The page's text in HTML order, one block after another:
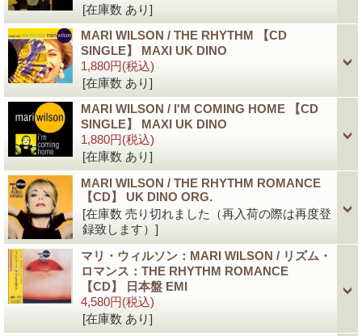
[在庫数 あり]
MARI WILSON / THE RHYTHM 【CD
SINGLE】 MAXI UK DINO
1,880円(税込)
[在庫数 あり]
MARI WILSON / I'M COMING HOME 【CD
SINGLE】 MAXI UK DINO
1,880円(税込)
[在庫数 あり]
MARI WILSON / THE RHYTHM ROMANCE
【CD】 UK DINO ORG.
[在庫数 売り切れました（再入荷の際は再度登
録致します）]
マリ・ウィルソン：MARI WILSON / リズム・
ロマンス：THE RHYTHM ROMANCE
【CD】 日本盤 EMI
4,580円(税込)
[在庫数 あり]